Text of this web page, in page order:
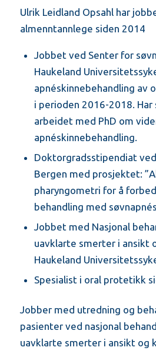
Ulrik Leidland Opsahl har
almenntannlege siden 2014
Jobbet ved Senter for
Haukeland
apnéskinnebehandling av
i perioden 2016-2018. Har
arbeidet med PhD om
apnéskinnebehandling.
Doktorgradsstipendiat
Bergen med prosjektet:
pharyngometri for å
behandling med
Jobbet med Nasjonal
uavklarte smerter i ansikt
Haukeland
Spesialist i oral protetikk
Jobber med utredning og
pasienter ved nasjonal
uavklarte smerter i ansikt og